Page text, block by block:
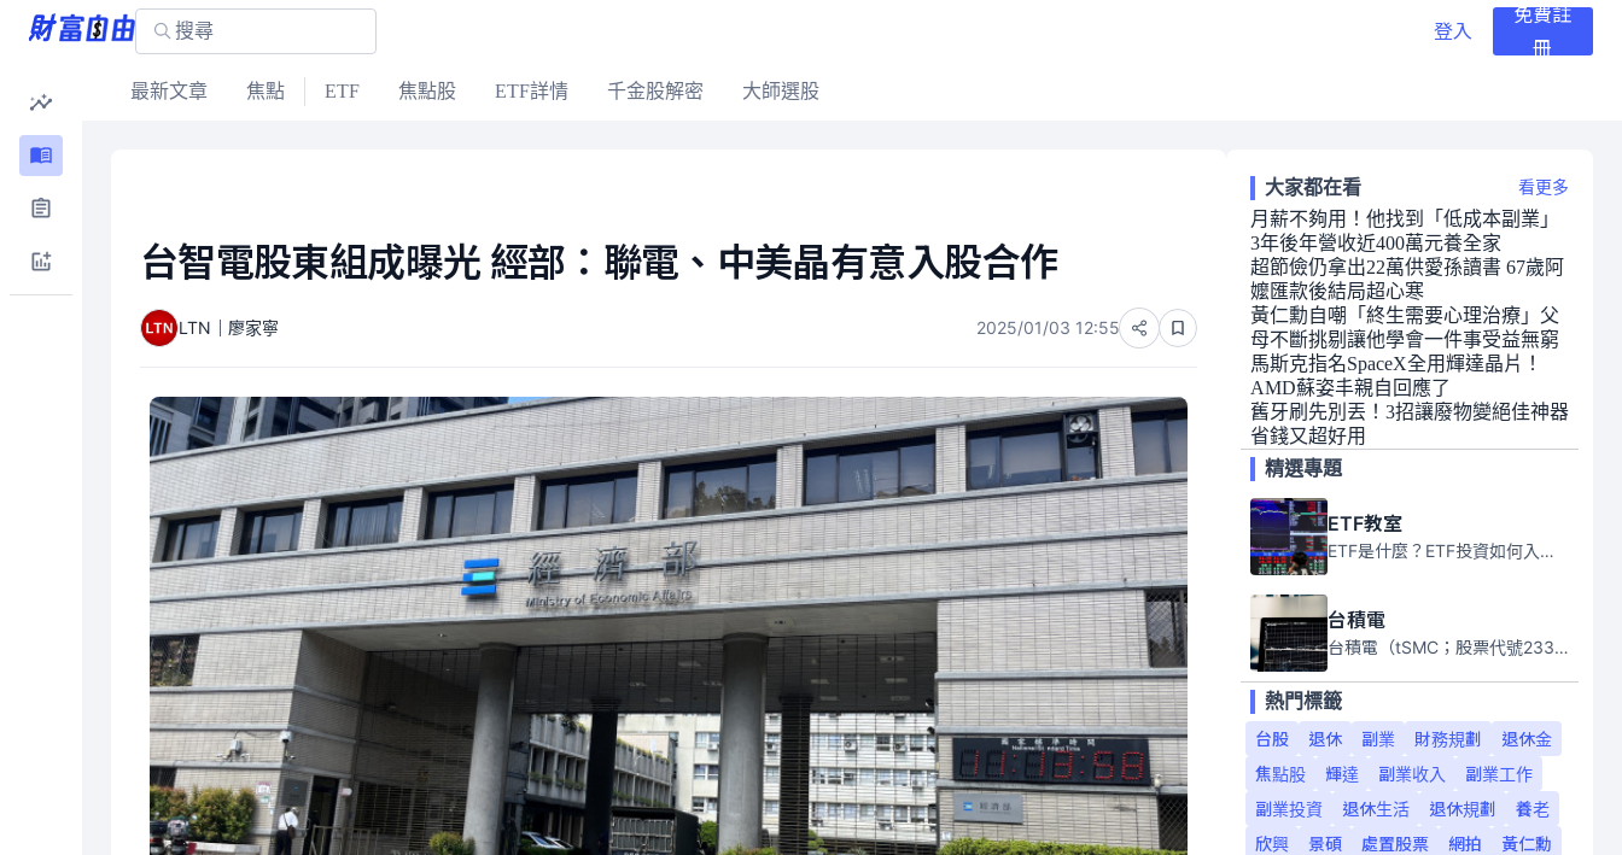
登入
免費註
冊
最新文章 焦點 ETF 焦點股 ETF詳情 千金股解密 大師選股
台智電股東組成曝光 經部：聯電、中美晶有意入股合作
LTN｜廖家寧 2025/01/03 12:55
大家都在看 看更多
月薪不夠用！他找到「低成本副業」
3年後年營收近400萬元養全家
超節儉仍拿出22萬供愛孫讀書 67歲阿
嬤匯款後結局超心寒
黃仁勳自嘲「終生需要心理治療」父
母不斷挑剔讓他學會一件事受益無窮
馬斯克指名SpaceX全用輝達晶片！
AMD蘇姿丰親自回應了
舊牙刷先別丟！3招讓廢物變絕佳神器
省錢又超好用
精選專題
ETF教室
ETF是什麼？ETF投資如何入門？本系列專題文章將會告訴你新手必須知道的ETF基礎知識。
台積電
台積電（tSMC；股票代號2330）是全球領先的半導體代工公司，成立於1987年，總部位於台灣新竹。且已於美國、日本、德國及中國設廠，台積電是全球首家專業積體電路製造服務公司，也是全球最先進和最大規模的半導體代工廠。
熱門標籤
台股
退休 副業 財務規劃
退休金
焦點股
輝達 副業收入
副業工作
副業投資
退休生活 退休規劃
養老
欣興
景碩 處置股票 網拍
黃仁勳